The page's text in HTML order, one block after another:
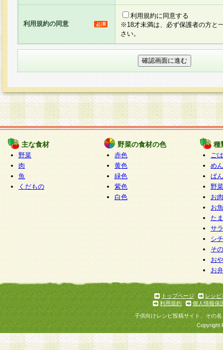
りま す。
3.当社は、会員の事前の承諾を得ることなく、当
方 法・手段にて、本規約を任意に制定、変更ま
きるものとします。改定後の本規約等は、本規約
に掲示したときに、その 他の諸規定については
てその効力を生じるものとします。
4.本規約は、会員登録希望者による会員登録手続
の当社による会員登録の承認が完了した時点で会
たものとみなされ、会員に対して適用されるもの
5.当社がお聞きする個人情報は、すべて会員登録
で提 供いただいたものと考えております。従っ
自らの個人情報の提供を希望されない場合には、
をお預かりいたしません が、提供されないこと
商品やサービス等をご利用いただけない場合があ
了承ください。
6.当社は、お客様から当社が保有している個人情
加・ 利用停止等を求められた場合には、ご本人
て確認できた場合に限り、法令に準拠して合理的
いただきます。なお、開示 請求等の請求先は個
ります。
1.会員とは、本規約等を承諾のうえ、当社所定の
了し、当社が承認した者、グループとします。な
が以下に該当する場合は会員登録をすることがで
利用規約の同意
利用規約に同意する
※18才未満は、必ず保護者の方と
さい。
主な食材
野菜
肉
魚
くだもの
野菜の食材の色
赤色
黄色
緑色
紫色
白色
種
ご
めん
ぱん
野
お
お
た
サ
シ
そ
お
お
トップページ
レシピ
利用規約
個人情報保
子供向けレシピ投稿サイト、その
Copyright